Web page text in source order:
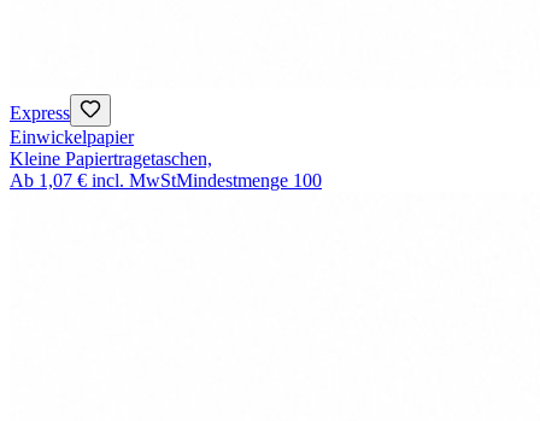
Express
Einwickelpapier
Kleine Papiertragetaschen,
Ab 1,07 € incl. MwStMindestmenge 100